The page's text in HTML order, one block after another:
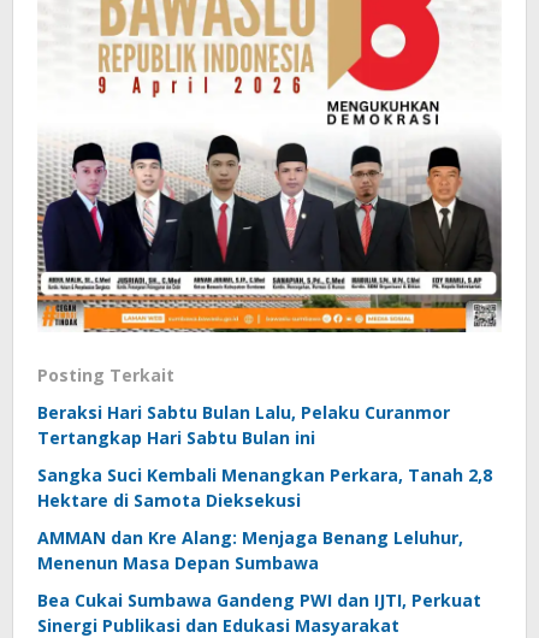
Posting Terkait
Beraksi Hari Sabtu Bulan Lalu, Pelaku Curanmor
Tertangkap Hari Sabtu Bulan ini
Sangka Suci Kembali Menangkan Perkara, Tanah 2,8
Hektare di Samota Dieksekusi
AMMAN dan Kre Alang: Menjaga Benang Leluhur,
Menenun Masa Depan Sumbawa
Bea Cukai Sumbawa Gandeng PWI dan IJTI, Perkuat
Sinergi Publikasi dan Edukasi Masyarakat